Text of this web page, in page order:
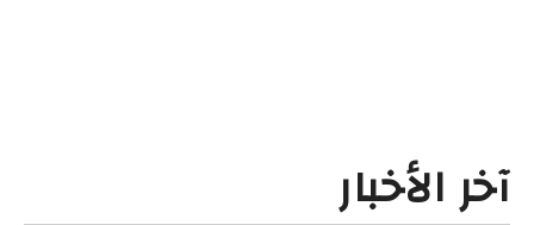
آخر الأخبار